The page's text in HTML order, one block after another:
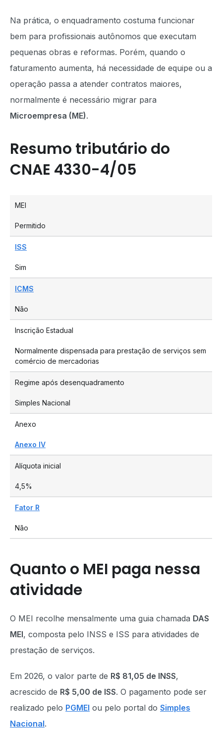
Na prática, o enquadramento costuma funcionar
bem para profissionais autônomos que executam
pequenas obras e reformas. Porém, quando o
faturamento aumenta, há necessidade de equipe ou a
operação passa a atender contratos maiores,
normalmente é necessário migrar para
Microempresa (ME).
Resumo tributário do
CNAE 4330-4/05
MEI
Permitido
ISS
Sim
ICMS
Não
Inscrição Estadual
Normalmente dispensada para prestação de serviços sem
comércio de mercadorias
Regime após desenquadramento
Simples Nacional
Anexo
Anexo IV
Alíquota inicial
4,5%
Fator R
Não
Quanto o MEI paga nessa
atividade
O MEI recolhe mensalmente uma guia chamada DAS
MEI, composta pelo INSS e ISS para atividades de
prestação de serviços.
Em 2026, o valor parte de R$ 81,05 de INSS,
acrescido de R$ 5,00 de ISS. O pagamento pode ser
realizado pelo PGMEI ou pelo portal do Simples
Nacional.